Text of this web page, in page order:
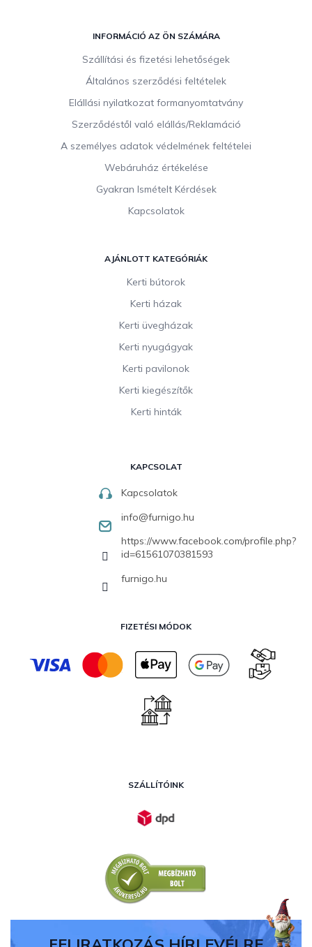
INFORMÁCIÓ AZ ÖN SZÁMÁRA
Szállítási és fizetési lehetőségek
Általános szerződési feltételek
Elállási nyilatkozat formanyomtatvány
Szerződéstől való elállás/Reklamáció
A személyes adatok védelmének feltételei
Webáruház értékelése
Gyakran Ismételt Kérdések
Kapcsolatok
AJÁNLOTT KATEGÓRIÁK
Kerti bútorok
Kerti házak
Kerti üvegházak
Kerti nyugágyak
Kerti pavilonok
Kerti kiegészítők
Kerti hinták
KAPCSOLAT
Kapcsolatok
info@furnigo.hu
https://www.facebook.com/profile.php?
id=61561070381593
furnigo.hu
FIZETÉSI MÓDOK
SZÁLLÍTÓINK